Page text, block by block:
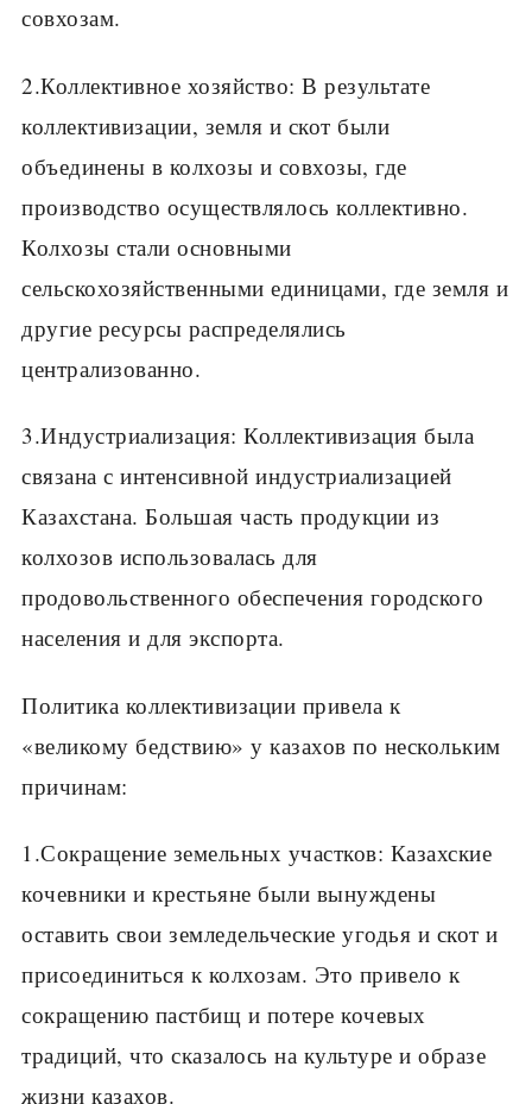
совхозам.
2.Коллективное хозяйство: В результате
коллективизации, земля и скот были
объединены в колхозы и совхозы, где
производство осуществлялось коллективно.
Колхозы стали основными
сельскохозяйственными единицами, где земля и
другие ресурсы распределялись
централизованно.
3.Индустриализация: Коллективизация была
связана с интенсивной индустриализацией
Казахстана. Большая часть продукции из
колхозов использовалась для
продовольственного обеспечения городского
населения и для экспорта.
Политика коллективизации привела к
«великому бедствию» у казахов по нескольким
причинам:
1.Сокращение земельных участков: Казахские
кочевники и крестьяне были вынуждены
оставить свои земледельческие угодья и скот и
присоединиться к колхозам. Это привело к
сокращению пастбищ и потере кочевых
традиций, что сказалось на культуре и образе
жизни казахов.